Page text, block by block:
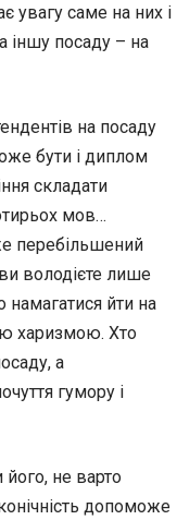
увагу саме на них і
іншу посаду – на
на посаду
бути і диплом
складати
мов…
перебільшений
володієте лише
намагатися йти на
харизмою. Хто
а
гумору і
не варто
допоможе